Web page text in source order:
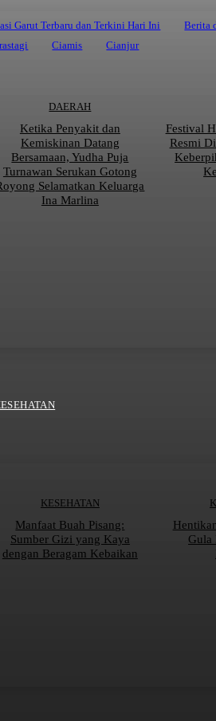
Garut Terbaru dan Terkini Hari Ini
Berita
Ciamis Cianjur
DAERAH
Ketika Penyakit dan
Kemiskinan Datang
Bersamaan, Yudha Puja
Turnawan Serukan Gotong
Selamatkan Keluarga
Ina Marlina
Festival
Resmi
KESEHATAN
Manfaat Buah Pisang:
Sumber Gizi yang Kaya
dengan Beragam Kebaikan
Gula